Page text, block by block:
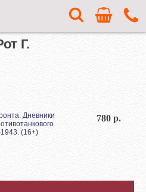
Г.
Дневники
(16+)
780 р.